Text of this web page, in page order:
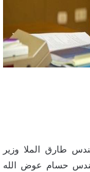
طارق الملا وزير
حسام عوض الله